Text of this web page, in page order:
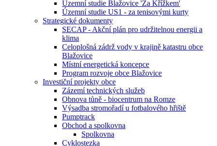
Územní studie Blažovice 'Za Křížkem'
Územní studie US1 - za tenisovými kurty
Strategické dokumenty
SECAP - Akční plán pro udržitelnou energii a
klima
Celoplošná zádrž vody v krajině katastru obce
Blažovice
Místní energetická koncepce
Program rozvoje obce Blažovice
Investiční projekty obce
Zázemí technických služeb
Obnova tůně - biocentrum na Romze
Výsadba stromořadí u fotbalového hřiště
Pumptrack
Obchod a spolkovna
Spolkovna
Cyklostezka